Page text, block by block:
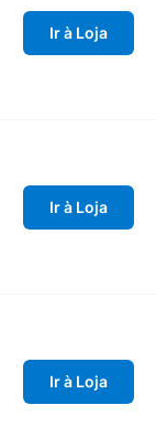
Ir à Loja
Ir à Loja
Ir à Loja